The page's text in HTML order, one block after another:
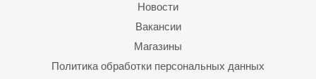
Новости
Вакансии
Магазины
Политика обработки персональных данных